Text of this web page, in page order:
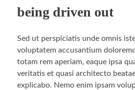
being driven out
Sed ut perspiciatis unde omnis
voluptatem accusantium
totam rem aperiam, eaque ipsa
veritatis et quasi architecto
explicabo. Nemo enim ipsam